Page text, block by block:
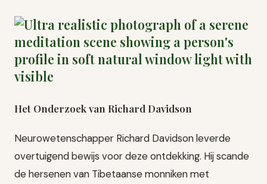
Het Onderzoek van Richard Davidson
Neurowetenschapper Richard Davidson leverde
overtuigend bewijs voor deze ontdekking. Hij scande
de hersenen van Tibetaanse monniken met